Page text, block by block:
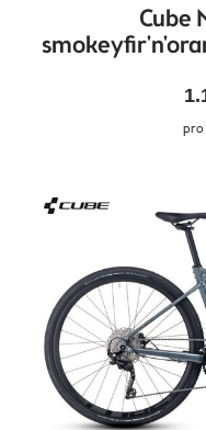
Cube
pro